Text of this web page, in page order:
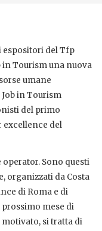
del Tfp
in Tourism una nuova
umane
in Tourism
del primo
excellence del
Sono questi
organizzati da Costa
di Roma e di
prossimo mese di
si tratta di